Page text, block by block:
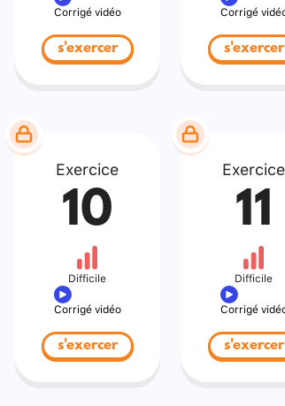
Corrigé vidéo
s'exercer
Corrigé
s'exercer
Exercice
10
Difficile
Corrigé vidéo
s'exercer
Exercice
11
Difficile
Corrigé
s'exercer